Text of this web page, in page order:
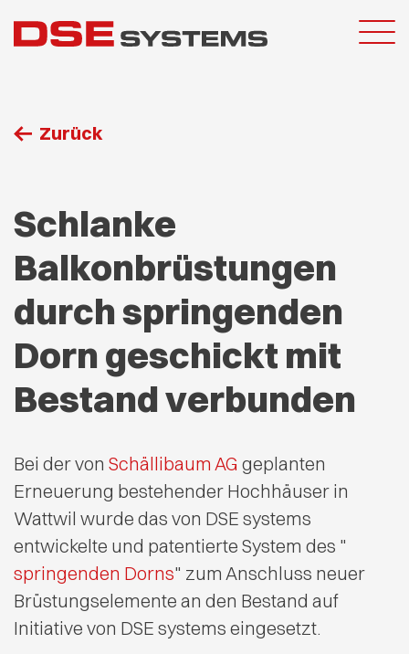
Zurück
Schlanke
Balkonbrüstungen
durch springenden
Dorn geschickt mit
Bestand verbunden
Bei der von Schällibaum AG geplanten
Erneuerung bestehender Hochhäuser in
Wattwil wurde das von DSE systems
entwickelte und patentierte System des "
springenden Dorns" zum Anschluss neuer
Brüstungselemente an den Bestand auf
Initiative von DSE systems eingesetzt.